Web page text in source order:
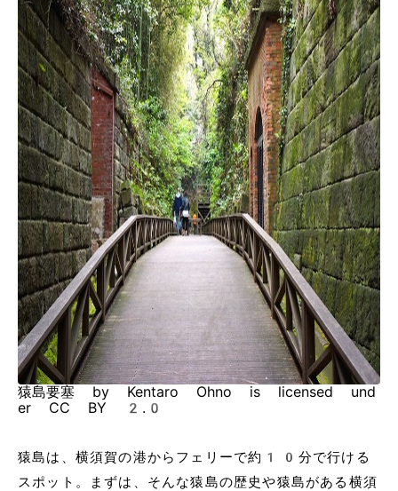
猿島要塞 by Kentaro Ohno is licensed und
er CC BY 2.0
猿島は、横須賀の港からフェリーで約10分で行ける
スポット。まずは、そんな猿島の歴史や猿島がある横須